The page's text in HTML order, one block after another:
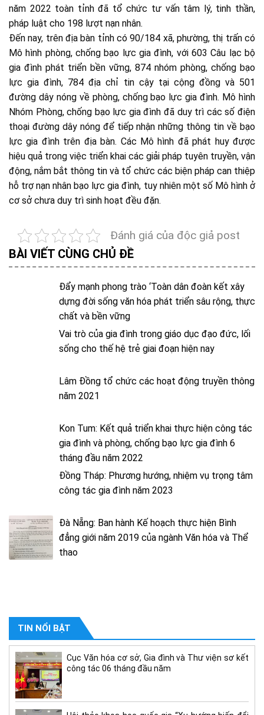
năm 2022 toàn tỉnh đã tổ chức tư vấn tâm lý, tinh thần,
pháp luật cho 198 lượt nạn nhân.
Đến nay, trên địa bàn tỉnh có 90/184 xã, phường, thị trấn có
Mô hình phòng, chống bạo lực gia đình, với 603 Câu lạc bộ
gia đình phát triển bền vững, 874 nhóm phòng, chống bạo
lực gia đình, 784 địa chỉ tin cậy tại cộng đồng và 501
đường dây nóng về phòng, chống bạo lực gia đình. Mô hình
Nhóm Phòng, chống bạo lực gia đình đã duy trì các số điện
thoại đường dây nóng để tiếp nhận những thông tin về bạo
lực gia đình trên địa bàn. Các Mô hình đã phát huy được
hiệu quả trong việc triển khai các giải pháp tuyên truyền, vận
động, nắm bắt thông tin và tổ chức các biện pháp can thiệp
hỗ trợ nạn nhân bạo lực gia đình, tuy nhiên một số Mô hình ở
cơ sở chưa duy trì sinh hoạt đều đặn.
Đánh giá của độc giả post
BÀI VIẾT CÙNG CHỦ ĐỀ
Đẩy mạnh phong trào ‘Toàn dân đoàn kết xây
dựng đời sống văn hóa phát triển sâu rộng, thực
chất và bền vững
Vai trò của gia đình trong giáo dục đạo đức, lối
sống cho thế hệ trẻ giai đoạn hiện nay
Lâm Đồng tổ chức các hoạt động truyền thông
năm 2021
Kon Tum: Kết quả triển khai thực hiện công tác
gia đình và phòng, chống bạo lực gia đình 6
tháng đầu năm 2022
Đồng Tháp: Phương hướng, nhiệm vụ trọng tâm
công tác gia đình năm 2023
Đà Nẵng: Ban hành Kế hoạch thực hiện Bình
đẳng giới năm 2019 của ngành Văn hóa và Thể
thao
TIN NỔI BẬT
Cục Văn hóa cơ sở, Gia đình và Thư viện sơ kết
công tác 06 tháng đầu năm